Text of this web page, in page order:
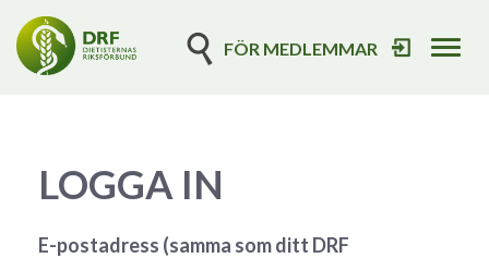
FÖR MEDLEMMAR
LOGGA IN
E-postadress (samma som ditt DRF